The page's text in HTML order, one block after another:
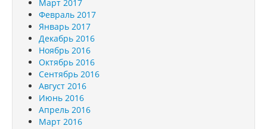
Март 2017
Февраль 2017
Январь 2017
Декабрь 2016
Ноябрь 2016
Октябрь 2016
Сентябрь 2016
Август 2016
Июнь 2016
Апрель 2016
Март 2016